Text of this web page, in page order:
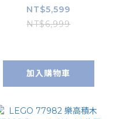
Jurassic World
侏儸紀世界系列 -
NT$5,599
NT$6,999
加入購物車